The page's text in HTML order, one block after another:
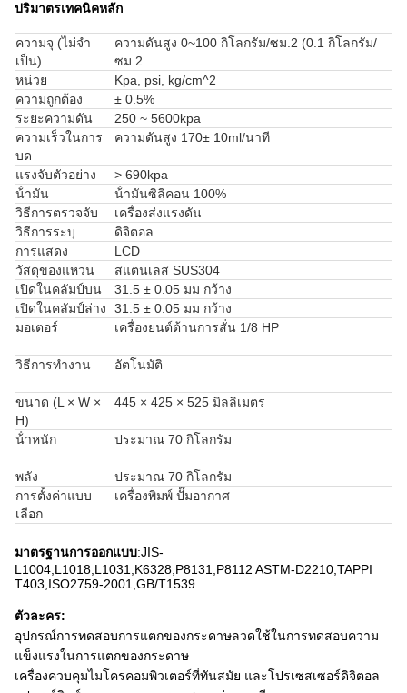
ปริมาตรเทคนิคหลัก
ความจุ (ไม่จํา
เป็น)
ความดันสูง 0~100 กิโลกรัม/ซม.2 (0.1 กิโลกรัม/
ซม.2
หน่วย
Kpa, psi, kg/cm^2
ความถูกต้อง
± 0.5%
ระยะความดัน
250 ~ 5600kpa
ความเร็วในการ
บด
ความดันสูง 170± 10ml/นาที
แรงจับตัวอย่าง
> 690kpa
น้ํามัน
น้ํามันซิลิคอน 100%
วิธีการตรวจจับ
เครื่องส่งแรงดัน
วิธีการระบุ
ดิจิตอล
การแสดง
LCD
วัสดุของแหวน
สแตนเลส SUS304
เปิดในคลัมป์บน
31.5 ± 0.05 มม กว้าง
เปิดในคลัมป์ล่าง
31.5 ± 0.05 มม กว้าง
มอเตอร์
เครื่องยนต์ต้านการสั่น 1/8 HP
วิธีการทํางาน อัตโนมัติ
ขนาด (L × W ×
H)
445 × 425 × 525 มิลลิเมตร
น้ําหนัก ประมาณ 70 กิโลกรัม
พลัง
ประมาณ 70 กิโลกรัม
การตั้งค่าแบบ
เลือก
เครื่องพิมพ์ ปั๊มอากาศ
มาตรฐานการออกแบบ:JIS-
L1004,L1018,L1031,K6328,P8131,P8112 ASTM-D2210,TAPPI
T403,ISO2759-2001,GB/T1539
ตัวละคร:
อุปกรณ์การทดสอบการแตกของกระดาษลวดใช้ในการทดสอบความ
แข็งแรงในการแตกของกระดาษ
เครื่องควบคุมไมโครคอมพิวเตอร์ที่ทันสมัย และโปรเซสเซอร์ดิจิตอล